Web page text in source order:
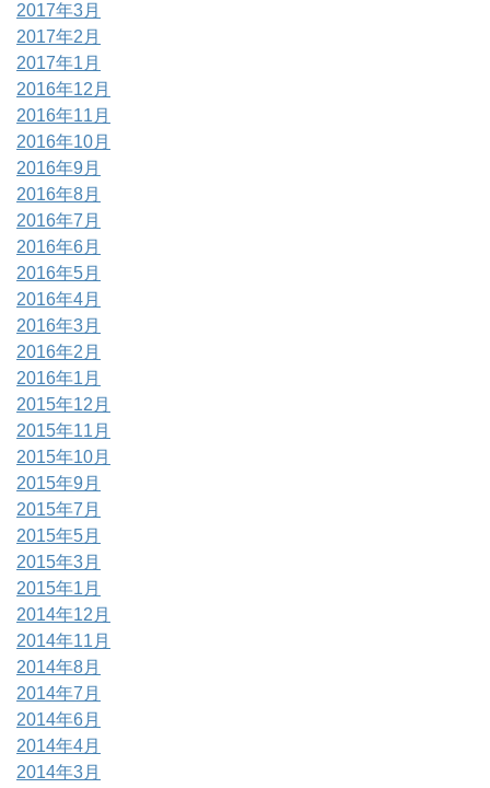
2017年3月
2017年2月
2017年1月
2016年12月
2016年11月
2016年10月
2016年9月
2016年8月
2016年7月
2016年6月
2016年5月
2016年4月
2016年3月
2016年2月
2016年1月
2015年12月
2015年11月
2015年10月
2015年9月
2015年7月
2015年5月
2015年3月
2015年1月
2014年12月
2014年11月
2014年8月
2014年7月
2014年6月
2014年4月
2014年3月